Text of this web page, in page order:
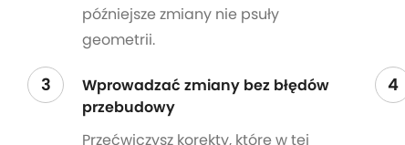
późniejsze zmiany nie psuły
geometrii.
3
Wprowadzać zmiany bez błędów
przebudowy
Przećwiczysz korekty, które w tej
4